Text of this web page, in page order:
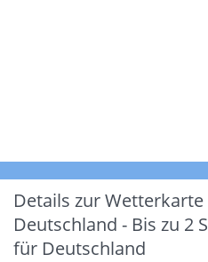
Details zur Wetterkarte
Deutschland - Bis zu 2
für Deutschland